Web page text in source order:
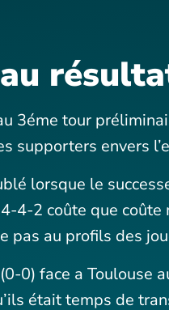
3éme tour
supporters envers
lorsque le
4-2 coûte que
pas au profils des
0) face a Toulouse
était temps de